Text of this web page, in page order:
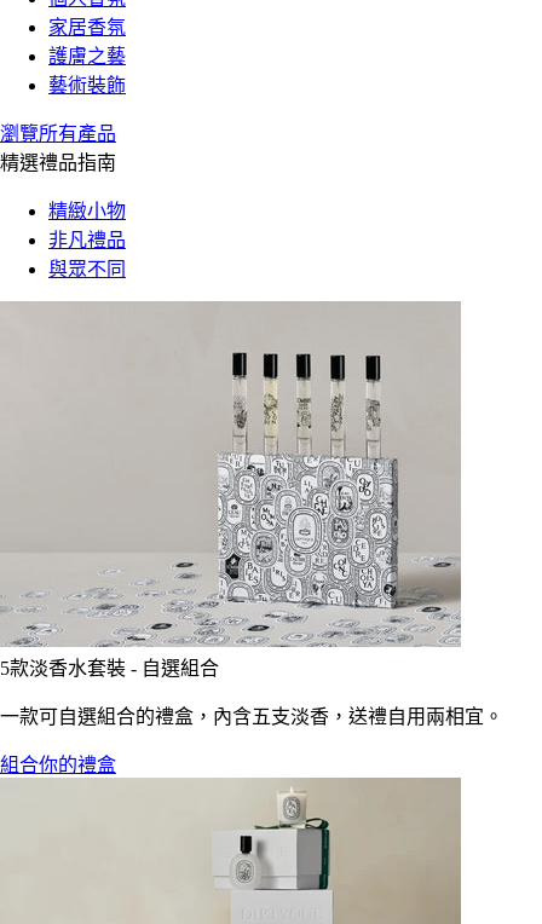
家居香氛
護膚之藝
藝術裝飾
瀏覽所有產品
精選禮品指南
精緻小物
非凡禮品
與眾不同
5款淡香水套裝 - 自選組合
一款可自選組合的禮盒，內含五支淡香，送禮自用兩相宜。
組合你的禮盒